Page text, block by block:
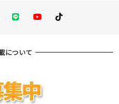
LINE You TubeTikTok
について